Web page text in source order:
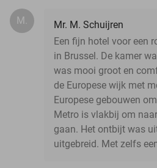
M.
Mr. M. Schuijren
Een fijn hotel voor een
in Brussel. De kamer
was mooi groot en
de Europese wijk met
Europese gebouwen
Metro is vlakbij om
gaan. Het ontbijt was
uitgebreid. Met zelfs